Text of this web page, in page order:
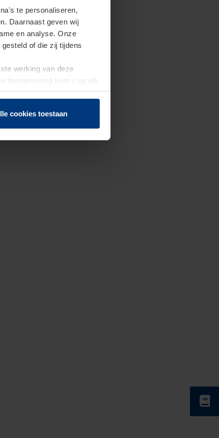
te personaliseren,
Daarnaast geven wij
en analyse. Onze
of die zij tijdens
werking van deze
toestemming kunt u op elk
herroepen.
cookies toestaan